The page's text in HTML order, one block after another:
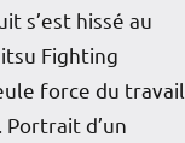
s’est hissé au
Fighting
force du travail
d’un